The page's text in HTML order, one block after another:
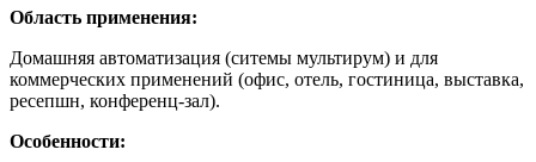
Область применения:
Домашняя автоматизация (ситемы мультирум) и для
коммерческих применений (офис, отель, гостиница, выставка,
ресепшн, конференц-зал).
Особенности: